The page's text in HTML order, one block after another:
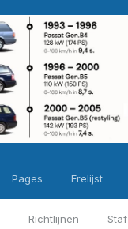
Richtlijnen Staf
Pages Erelijst